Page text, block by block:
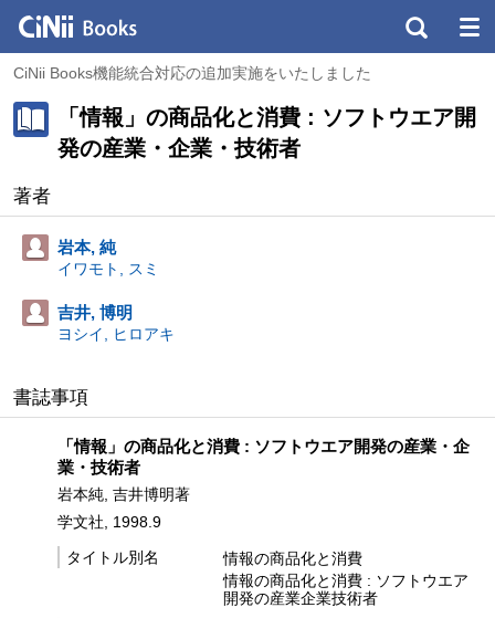
CiNii Books機能統合対応の追加実施をいたしました
「情報」の商品化と消費 : ソフトウエア開
発の産業・企業・技術者
著者
岩本, 純
イワモト, スミ
吉井, 博明
ヨシイ, ヒロアキ
書誌事項
「情報」の商品化と消費 : ソフトウエア開発の産業・企
業・技術者
岩本純, 吉井博明著
学文社, 1998.9
タイトル別名
情報の商品化と消費
情報の商品化と消費 : ソフトウエア
開発の産業企業技術者